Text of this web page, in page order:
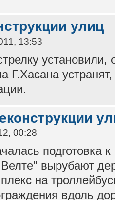
улиц
13:53
Г.Хасана
00:28
подготовка к
вырубают
на
вдоль